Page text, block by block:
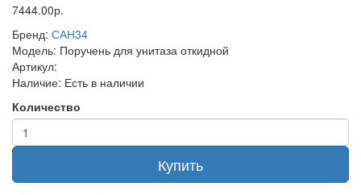
7444.00р.
Бренд: САН34
Модель: Поручень для унитаза откидной
Артикул:
Наличие: Есть в наличии
Количество
Купить